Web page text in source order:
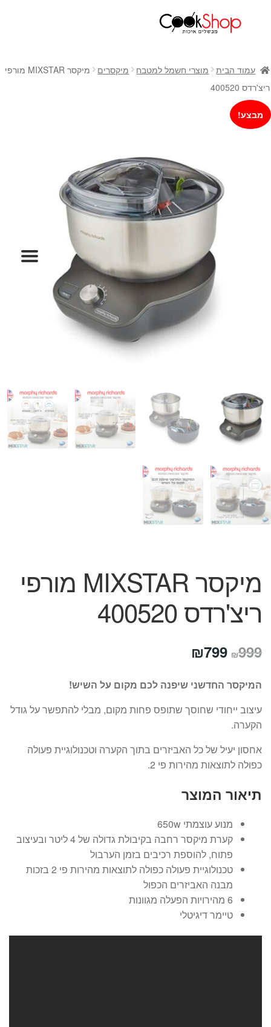
חנות
כלי בישול
סירים
מחבתות
כלי הגשה ואירוח
גאדג'טס וכלי מטבח
אחסון למטבח
גיפט קארד
המותגים שלנו
מתנות לחנוכת בית
מתנות למטבח
תשלום
עמוד הבית מוצרי חשמל למטבח מיקסרים
מיקסר MIXSTAR מורפי
ריצ'רדס 400520
מבצע!
מיקסר MIXSTAR מורפי
ריצ'רדס 400520
₪999 המחיר
היה:
₪999.
₪799
הוא:
₪799.
המיקסר החדשני שיפנה לכם מקום על השיש!
עיצוב ייחודי שחוסך שתופס פחות מקום, מבלי להתפשר על גודל
הקערה.
אחסון יעיל של כל האביזרים בתוך הקערה וטכנולוגיית פעולה
כפולה לתוצאות מהירות פי 2.
תיאור המוצר
מנוע עוצמתי 650w
קערת מיקסר רחבה בקיבולת גדולה של 4 ליטר ובעיצוב
פתוח, להוספת רכיבים בזמן הערבול
טכנולוגיית פעולה כפולה לתוצאות מהירות פי 2 בזכות
מבנה האביזרים הכפול
6 מהירויות הפעלה מגוונות
טיימר דיגיטלי